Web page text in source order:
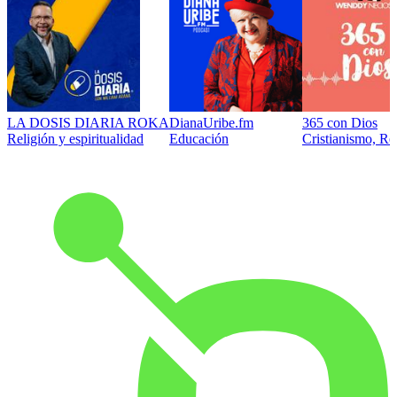
LA DOSIS DIARIA ROKA
Religión y espiritualidad
DianaUribe.fm
Educación
365 con Dios
Cristianismo,